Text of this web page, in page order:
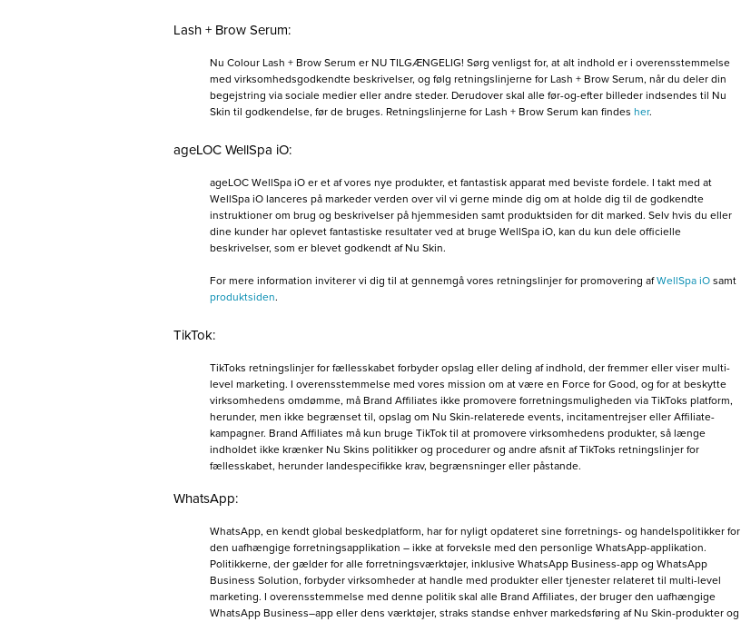
Lash + Brow Serum:
Nu Colour Lash + Brow Serum er NU TILGÆNGELIG! Sørg venligst for, at alt indhold er i overensstemmelse
med virksomhedsgodkendte beskrivelser, og følg retningslinjerne for Lash + Brow Serum, når du deler din
begejstring via sociale medier eller andre steder. Derudover skal alle før-og-efter billeder indsendes til Nu
Skin til godkendelse, før de bruges. Retningslinjerne for Lash + Brow Serum kan findesher.
ageLOC WellSpa iO:
ageLOC WellSpa iO er et af vores nye produkter, et fantastisk apparat med beviste fordele. I takt med at
WellSpa iO lanceres på markeder verden over vil vi gerne minde dig om at holde dig til de godkendte
instruktioner om brug og beskrivelser på hjemmesiden samt produktsiden for dit marked. Selv hvis du eller
dine kunder har oplevet fantastiske resultater ved at bruge WellSpa iO, kan du kun dele officielle
beskrivelser, som er blevet godkendt af Nu Skin.
For mere information inviterer vi dig til at gennemgå vores retningslinjer for promovering afWellSpa iO samt
produktsiden.
TikTok:
TikToks retningslinjer for fællesskabet forbyder opslag eller deling af indhold, der fremmer eller viser multi-
level marketing. I overensstemmelse med vores mission om at være en Force for Good, og for at beskytte
virksomhedens omdømme, må Brand Affiliates ikke promovere forretningsmuligheden via TikToks platform,
herunder, men ikke begrænset til, opslag om Nu Skin-relaterede events, incitamentrejser eller Affiliate-
kampagner. Brand Affiliates må kun bruge TikTok til at promovere virksomhedens produkter, så længe
indholdet ikke krænker Nu Skins politikker og procedurer og andre afsnit af TikToks retningslinjer for
fællesskabet, herunder landespecifikke krav, begrænsninger eller påstande.
WhatsApp:
WhatsApp, en kendt global beskedplatform, har for nyligt opdateret sine forretnings- og handelspolitikker for
den uafhængige forretningsapplikation – ikke at forveksle med den personlige WhatsApp-applikation.
Politikkerne, der gælder for alle forretningsværktøjer, inklusive WhatsApp Business-app og WhatsApp
Business Solution, forbyder virksomheder at handle med produkter eller tjenester relateret til multi-level
marketing. I overensstemmelse med denne politik skal alle Brand Affiliates, der bruger den uafhængige
WhatsApp Business–app eller dens værktøjer, straks standse enhver markedsføring af Nu Skin-produkter og